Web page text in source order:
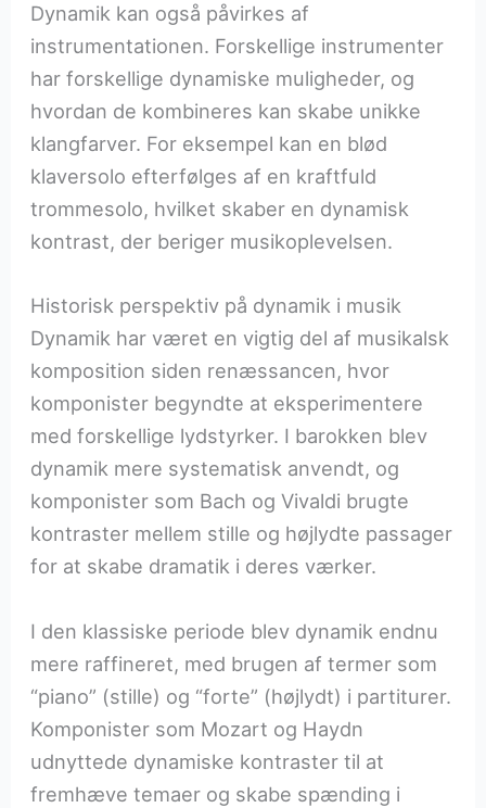
Dynamik kan også påvirkes af
instrumentationen. Forskellige instrumenter
har forskellige dynamiske muligheder, og
hvordan de kombineres kan skabe unikke
klangfarver. For eksempel kan en blød
klaversolo efterfølges af en kraftfuld
trommesolo, hvilket skaber en dynamisk
kontrast, der beriger musikoplevelsen.
Historisk perspektiv på dynamik i musik
Dynamik har været en vigtig del af musikalsk
komposition siden renæssancen, hvor
komponister begyndte at eksperimentere
med forskellige lydstyrker. I barokken blev
dynamik mere systematisk anvendt, og
komponister som Bach og Vivaldi brugte
kontraster mellem stille og højlydte passager
for at skabe dramatik i deres værker.
I den klassiske periode blev dynamik endnu
mere raffineret, med brugen af termer som
“piano” (stille) og “forte” (højlydt) i partiturer.
Komponister som Mozart og Haydn
udnyttede dynamiske kontraster til at
fremhæve temaer og skabe spænding i